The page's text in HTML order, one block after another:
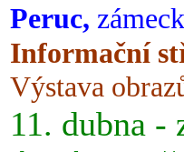
Peruc,
Informační
Výstava
11. dubna -